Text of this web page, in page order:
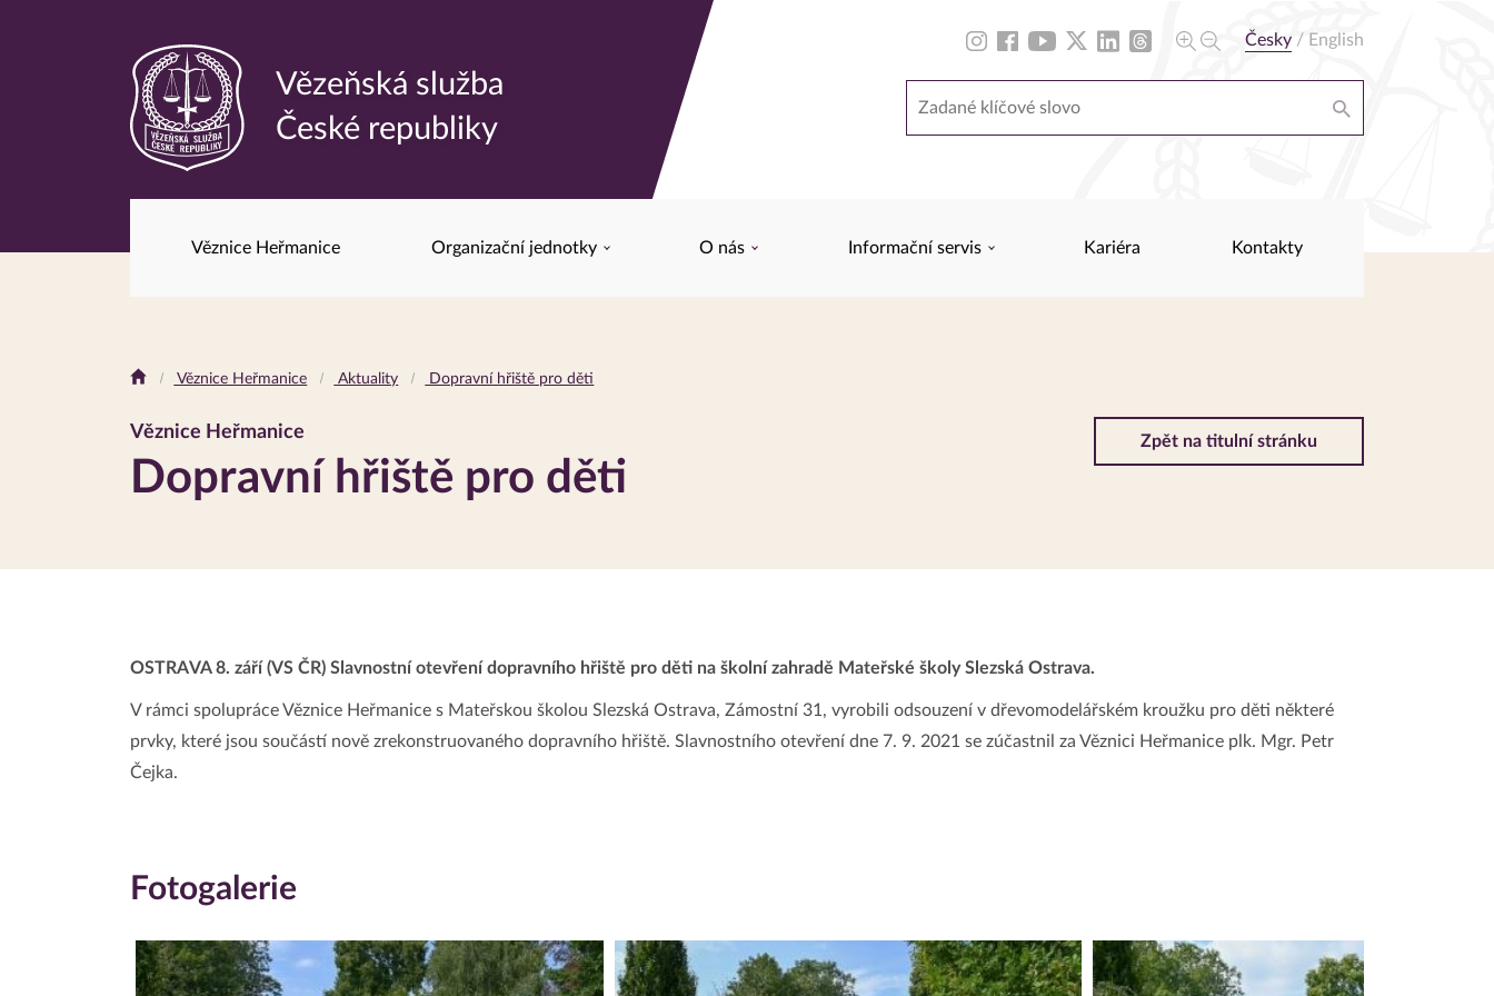
Česky / English
Odkaz
na
Vězeňská služba
České republiky
Věznice Heřmanice Organizační jednotky O nás Informační servis Kariéra Kontakty
Drobečková
Věznice Heřmanice Aktuality Dopravní hřiště pro děti
Věznice Heřmanice
Dopravní hřiště pro děti
Zpět na titulní stránku
OSTRAVA 8. září (VS ČR) Slavnostní otevření dopravního hřiště pro děti na školní zahradě Mateřské školy Slezská Ostrava.
V rámci spolupráce Věznice Heřmanice s Mateřskou školou Slezská Ostrava, Zámostní 31, vyrobili odsouzení v dřevomodelářském kroužku pro děti některé
prvky, které jsou součástí nově zrekonstruovaného dopravního hřiště. Slavnostního otevření dne 7. 9. 2021 se zúčastnil za Věznici Heřmanice plk. Mgr. Petr
Čejka.
Fotogalerie